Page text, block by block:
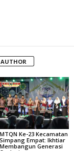
MTQN Ke-23 Kecamatan
Simpang Empat: Ikhtiar
Membangun Generasi